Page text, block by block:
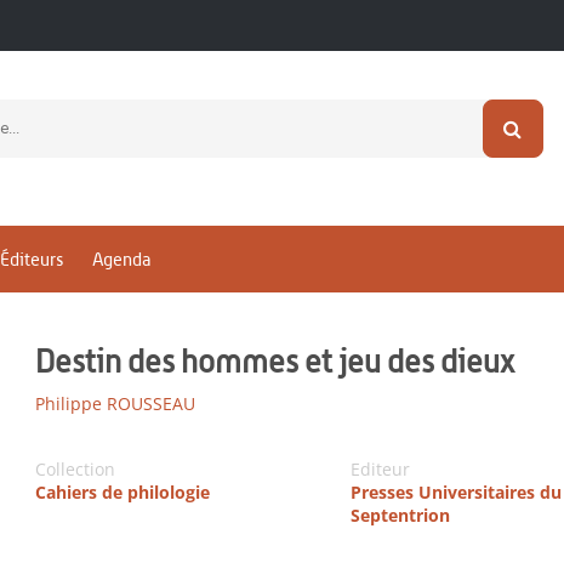
Éditeurs Agenda
Destin des hommes et jeu des dieux
Philippe ROUSSEAU
Collection
Cahiers de philologie
Editeur
Presses Universitaires du
Septentrion